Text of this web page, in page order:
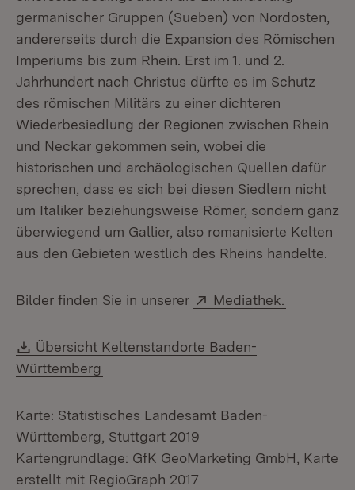
germanischer Gruppen (Sueben) von Nordosten,
andererseits durch die Expansion des Römischen
Imperiums bis zum Rhein. Erst im 1. und 2.
Jahrhundert nach Christus dürfte es im Schutz
des römischen Militärs zu einer dichteren
Wiederbesiedlung der Regionen zwischen Rhein
und Neckar gekommen sein, wobei die
historischen und archäologischen Quellen dafür
sprechen, dass es sich bei diesen Siedlern nicht
um Italiker beziehungsweise Römer, sondern ganz
überwiegend um Gallier, also romanisierte Kelten
aus den Gebieten westlich des Rheins handelte.
Bilder finden Sie in unserer Extern:
Mediathek.
Download:
Übersicht Keltenstandorte Baden-
Württemberg
Karte: Statistisches Landesamt Baden-
Württemberg, Stuttgart 2019
Kartengrundlage: GfK GeoMarketing GmbH, Karte
erstellt mit RegioGraph 2017